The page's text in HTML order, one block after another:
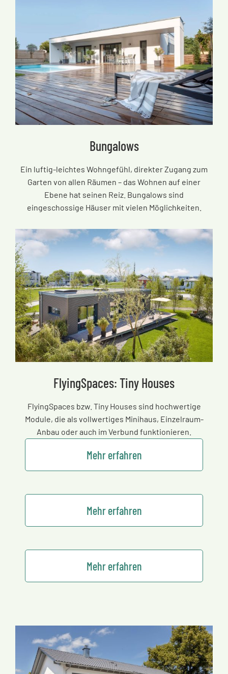
Bungalows
Ein luftig-leichtes Wohngefühl, direkter Zugang zum
Garten von allen Räumen – das Wohnen auf einer
Ebene hat seinen Reiz. Bungalows sind
eingeschossige Häuser mit vielen Möglichkeiten.
FlyingSpaces: Tiny Houses
FlyingSpaces bzw. Tiny Houses sind hochwertige
Module, die als vollwertiges Minihaus, Einzelraum-
Anbau oder auch im Verbund funktionieren.
Mehr erfahren
Mehr erfahren
Mehr erfahren